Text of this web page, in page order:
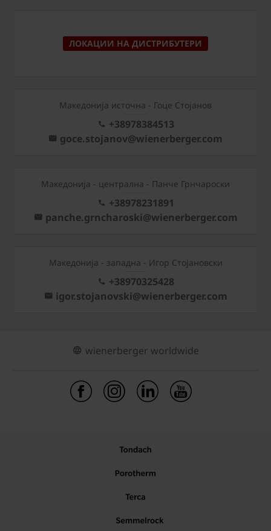
ЛОКАЦИИ НА ДИСТРИБУТЕРИ
Македонија источна - Гоце Стојанов
+38978384513
goce.stojanov@wienerberger.com
Mакедонија - централна - Панче Грнчароски
+38978231891
panche.grncharoski@wienerberger.com
Mакедонија - западна - Игор Стојановски
+38970325428
igor.stojanovski@wienerberger.com
wienerberger worldwide